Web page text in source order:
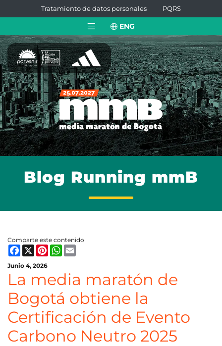
Tratamiento de datos personales PQRS
ENG
Blog Running mmB
Comparte este contenido
Facebook
X PinterestWhatsApp
Junio 4, 2026
La media maratón de
Bogotá obtiene la
Certificación de Evento
Carbono Neutro 2025